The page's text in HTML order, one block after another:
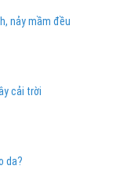
nảy mầm đều
cải trời
da?